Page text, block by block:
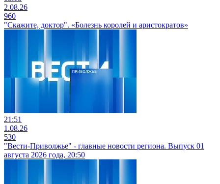
2.08.26
960
"Скажите, доктор". «Болезнь королей и аристократов»
21:51
1.08.26
530
"Вести-Приволжье" - главные новости региона. Выпуск 01
августа 2026 года, 20:50